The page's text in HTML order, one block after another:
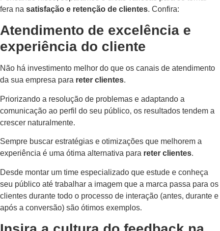
fera na satisfação e retenção de clientes. Confira:
Atendimento de excelência e
experiência do cliente
Não há investimento melhor do que os canais de atendimento
da sua empresa para reter clientes.
Priorizando a resolução de problemas e adaptando a
comunicação ao perfil do seu público, os resultados tendem a
crescer naturalmente.
Sempre buscar estratégias e otimizações que melhorem a
experiência é uma ótima alternativa para reter clientes.
Desde montar um time especializado que estude e conheça
seu público até trabalhar a imagem que a marca passa para os
clientes durante todo o processo de interação (antes, durante e
após a conversão) são ótimos exemplos.